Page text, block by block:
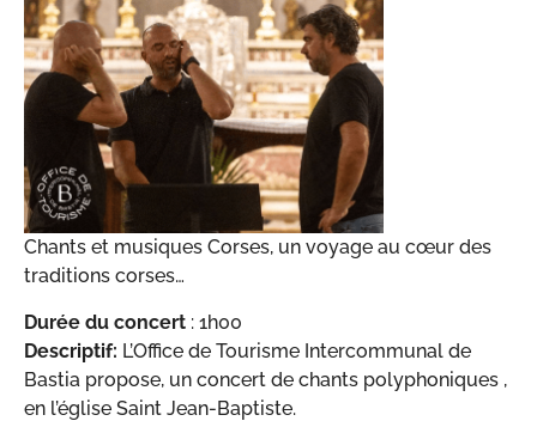
Chants et musiques Corses, un voyage au cœur des
traditions corses…
Durée du concert : 1h00
Descriptif: L’Office de Tourisme Intercommunal de
Bastia propose, un concert de chants polyphoniques ,
en l’église Saint Jean-Baptiste.